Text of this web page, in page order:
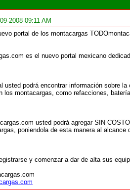
2008 09:11 AM
portal de los montacargas
es el nuevo portal mexicano
usted podrá encontrar información sobre
los montacargas, como refacciones,
usted podrá agregar SIN
poniendola de esta manera al
y comenzar a dar de alta sus